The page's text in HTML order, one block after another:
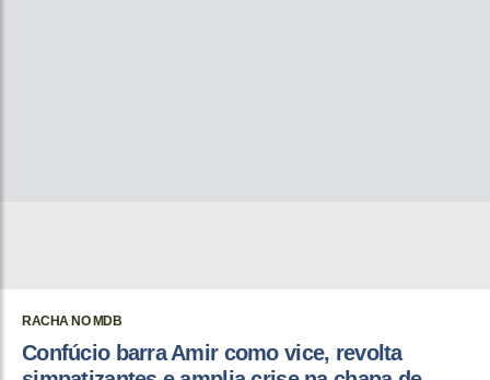
RACHA NO MDB
Confúcio barra Amir como vice, revolta